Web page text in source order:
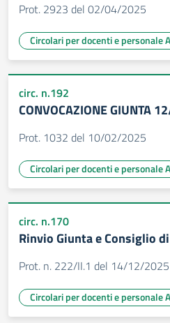
Prot. 2923 del 02/04/2025
Circolari per docenti e personale
circ. n.192
CONVOCAZIONE GIUNTA
Prot. 1032 del 10/02/2025
Circolari per docenti e personale
circ. n.170
Rinvio Giunta e Consiglio
Prot. n. 222/II.1 del 14/12/2025
Circolari per docenti e personale